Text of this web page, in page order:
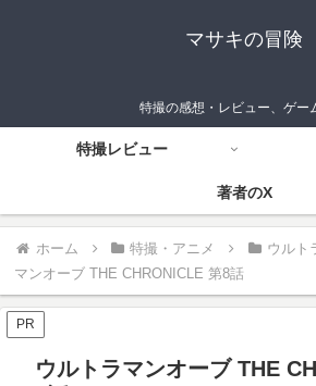
マサキの冒険
特撮の感想・レビュー、ゲー
特撮レビュー
著者のX
ホーム 特撮・アニメ ウルト
マンオーブ THE CHRONICLE 第8話
PR
ウルトラマンオーブ THE